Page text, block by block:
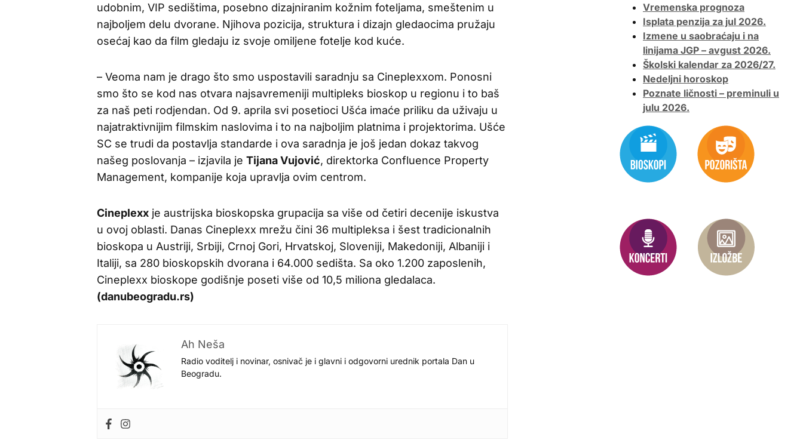
udobnim, VIP sedištima, posebno dizajniranim kožnim foteljama, smeštenim u
najboljem delu dvorane. Njihova pozicija, struktura i dizajn gledaocima pružaju
osećaj kao da film gledaju iz svoje omiljene fotelje kod kuće.
– Veoma nam je drago što smo uspostavili saradnju sa Cineplexxom. Ponosni
smo što se kod nas otvara najsavremeniji multipleks bioskop u regionu i to baš
za naš peti rodjendan. Od 9. aprila svi posetioci Ušća imaće priliku da uživaju u
najatraktivnijim filmskim naslovima i to na najboljim platnima i projektorima. Ušće
SC se trudi da postavlja standarde i ova saradnja je još jedan dokaz takvog
našeg poslovanja – izjavila je Tijana Vujović, direktorka Confluence Property
Management, kompanije koja upravlja ovim centrom.
Cineplexx je austrijska bioskopska grupacija sa više od četiri decenije iskustva
u ovoj oblasti. Danas Cineplexx mrežu čini 36 multipleksa i šest tradicionalnih
bioskopa u Austriji, Srbiji, Crnoj Gori, Hrvatskoj, Sloveniji, Makedoniji, Albaniji i
Italiji, sa 280 bioskopskih dvorana i 64.000 sedišta. Sa oko 1.200 zaposlenih,
Cineplexx bioskope godišnje poseti više od 10,5 miliona gledalaca.
(danubeogradu.rs)
Ah Neša
Radio voditelj i novinar, osnivač je i glavni i odgovorni urednik portala Dan u
Beogradu.
Vremenska prognoza
Isplata penzija za jul 2026.
Izmene u saobraćaju i na
linijama JGP – avgust 2026.
Školski kalendar za 2026/27.
Nedeljni horoskop
Poznate ličnosti – preminuli u
julu 2026.